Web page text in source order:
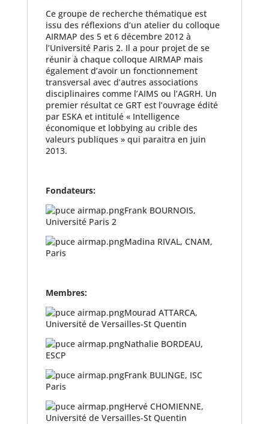
Ce groupe de recherche thématique est
issu des réflexions d’un atelier du colloque
AIRMAP des 5 et 6 décembre 2012 à
l’Université Paris 2. Il a pour projet de se
réunir à chaque colloque AIRMAP mais
également d’avoir un fonctionnement
transversal avec d’autres associations
disciplinaires comme l’AIMS ou l’AGRH. Un
premier résultat ce GRT est l’ouvrage édité
par ESKA et intitulé « Intelligence
économique et lobbying au crible des
valeurs publiques » qui paraitra en juin
2013.
Fondateurs:
Frank BOURNOIS,
Université Paris 2
Madina RIVAL, CNAM,
Paris
Membres:
Mourad ATTARCA,
Université de Versailles-St Quentin
Nathalie BORDEAU,
ESCP
Frank BULINGE, ISC
Paris
Hervé CHOMIENNE,
Université de Versailles-St Quentin